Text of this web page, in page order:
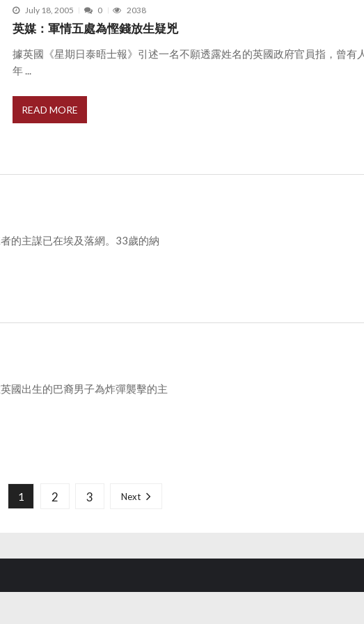
July 18, 2005 0 2038
英媒：軍情五處為慳錢放生疑兇
據英國《星期日泰晤士報》引述一名不願透露姓名的英國政府官員指，曾有
年 ...
READ MORE
的主謀已在埃及落網。33歲的納
國出生的巴裔男子為炸彈襲擊的主
1 2 3 Next